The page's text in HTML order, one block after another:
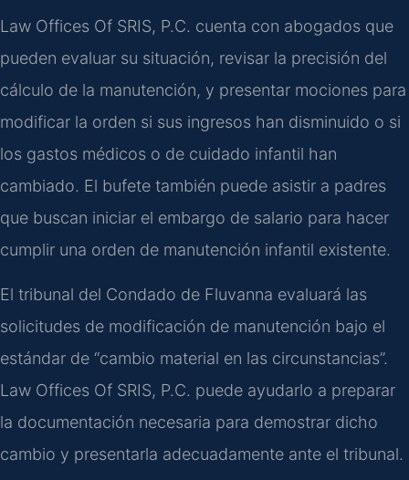
Law Offices Of SRIS, P.C. cuenta con abogados que
pueden evaluar su situación, revisar la precisión del
cálculo de la manutención, y presentar mociones para
modificar la orden si sus ingresos han disminuido o si
los gastos médicos o de cuidado infantil han
cambiado. El bufete también puede asistir a padres
que buscan iniciar el embargo de salario para hacer
cumplir una orden de manutención infantil existente.
El tribunal del Condado de Fluvanna evaluará las
solicitudes de modificación de manutención bajo el
estándar de “cambio material en las circunstancias”.
Law Offices Of SRIS, P.C. puede ayudarlo a preparar
la documentación necesaria para demostrar dicho
cambio y presentarla adecuadamente ante el tribunal.